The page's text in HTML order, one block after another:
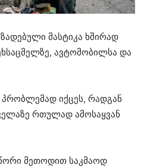
მასტიკა ხშირად
ავტომობილსა და
იქცეს, რადგან
რთულად ამოსაყვან
მეთოდით საკმაოდ